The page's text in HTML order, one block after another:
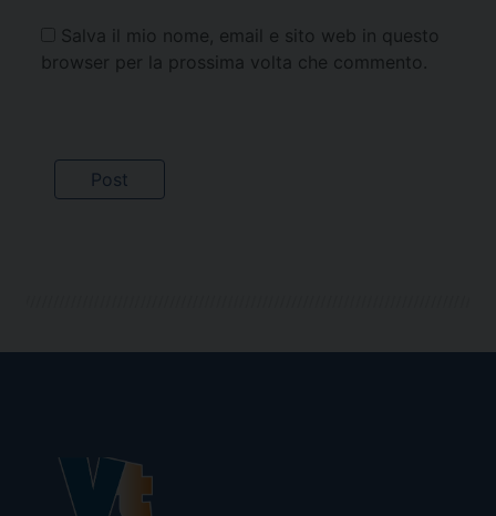
Salva il mio nome, email e sito web in questo
browser per la prossima volta che commento.